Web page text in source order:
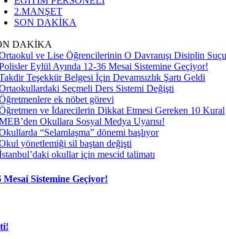
2.MANŞET
SON DAKİKA
DAKİKA
ve Lise Öğrencilerinin O Davranışı Disiplin
Eylül Ayında 12-36 Mesai Sistemine Geçiyor!
Teşekkür Belgesi İçin Devamsızlık Şartı Geldi
Seçmeli Ders Sistemi Değişti
ek nöbet görevi
ve İdarecilerin Dikkat Etmesi Gereken 10 Kural
Okullara Sosyal Medya Uyarısı!
“Selamlaşma” dönemi başlıyor
yönetlemiği sil baştan değişti
okullar için mescid talimatı
Sistemine Geçiyor!